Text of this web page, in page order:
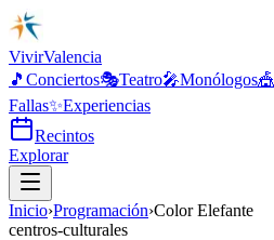
VivirValencia
🎵 Conciertos🎭Teatro🎤Monólogos🎪
Fallas✨Experiencias
Recintos
Explorar
Inicio›Programación›Color Elefante
centros-culturales